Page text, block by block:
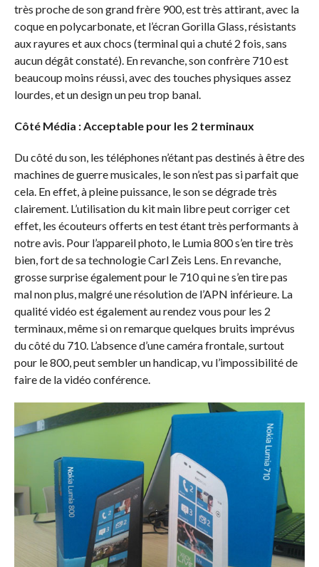
très proche de son grand frère 900, est très attirant, avec la
coque en polycarbonate, et l’écran Gorilla Glass, résistants
aux rayures et aux chocs (terminal qui a chuté 2 fois, sans
aucun dégât constaté). En revanche, son confrère 710 est
beaucoup moins réussi, avec des touches physiques assez
lourdes, et un design un peu trop banal.
Côté Média : Acceptable pour les 2 terminaux
Du côté du son, les téléphones n’étant pas destinés à être des
machines de guerre musicales, le son n’est pas si parfait que
cela. En effet, à pleine puissance, le son se dégrade très
clairement. L’utilisation du kit main libre peut corriger cet
effet, les écouteurs offerts en test étant très performants à
notre avis. Pour l’appareil photo, le Lumia 800 s’en tire très
bien, fort de sa technologie Carl Zeis Lens. En revanche,
grosse surprise également pour le 710 qui ne s’en tire pas
mal non plus, malgré une résolution de l’APN inférieure. La
qualité vidéo est également au rendez vous pour les 2
terminaux, même si on remarque quelques bruits imprévus
du côté du 710. L’absence d’une caméra frontale, surtout
pour le 800, peut sembler un handicap, vu l’impossibilité de
faire de la vidéo conférence.